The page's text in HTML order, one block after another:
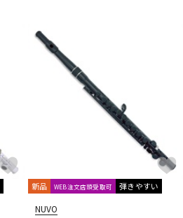
新品 WEB注文店頭受取可 弾きやすい
NUVO